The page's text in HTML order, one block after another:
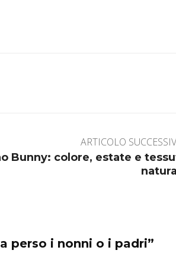
ARTICOLO
Bunny: colore, estate e
perso i nonni o i padri”